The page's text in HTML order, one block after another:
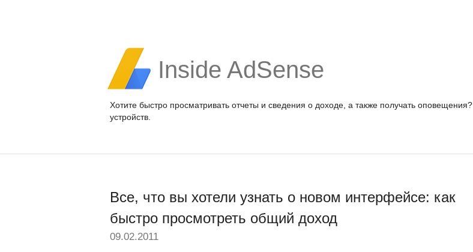
Inside AdSense
Хотите быстро просматривать отчеты и сведения о доходе, а также получать оповещения?
устройств.
Все, что вы хотели узнать о новом интерфейсе: как
быстро просмотреть общий доход
09.02.2011